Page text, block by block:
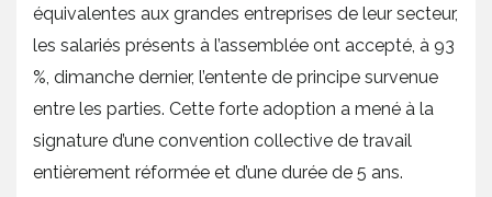
équivalentes aux grandes entreprises de leur secteur,
les salariés présents à l’assemblée ont accepté, à 93
%, dimanche dernier, l’entente de principe survenue
entre les parties. Cette forte adoption a mené à la
signature d’une convention collective de travail
entièrement réformée et d’une durée de 5 ans.